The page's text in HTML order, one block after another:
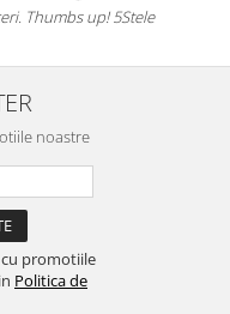
noastre
promotiile
Politica de